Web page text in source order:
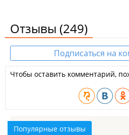
Отзывы (249)
Подписаться на
Чтобы оставить комментарий,
Популярные отзывы